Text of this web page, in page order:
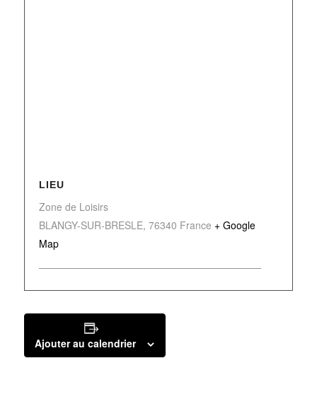
LIEU
Zone de Loisirs
BLANGY-SUR-BRESLE, 76340 France + Google
Map
Ajouter au calendrier